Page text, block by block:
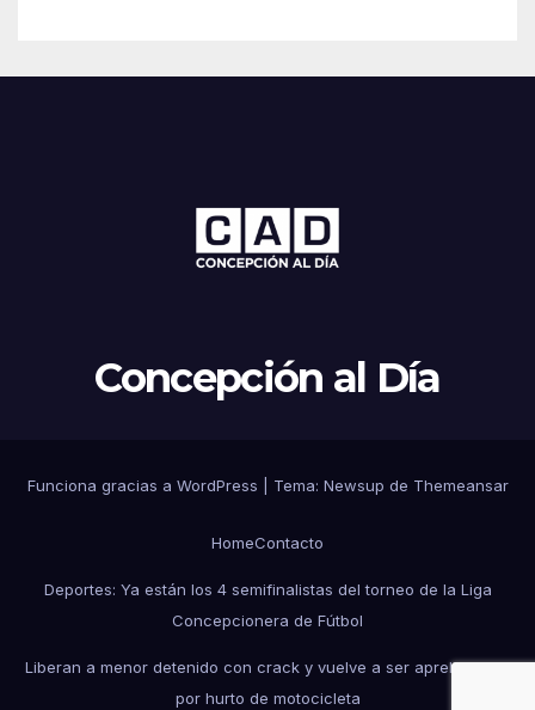
Concepción al Día
Funciona gracias a WordPress Tema: Newsup de Themeansar
HomeContacto
Deportes: Ya están los 4 semifinalistas del torneo de la Liga
Concepcionera de Fútbol
Liberan a menor detenido con crack y vuelve a ser aprehendido
por hurto de motocicleta